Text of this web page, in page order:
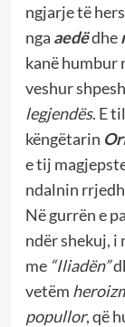
ngjarje të
nga aedëdhe
kanë humbur
veshur
legjendës. E
këngëtarin
e tij
ndalnin
Në gurrën e
ndër shekuj, i
me “Iliadën”
vetëm
popullor, që